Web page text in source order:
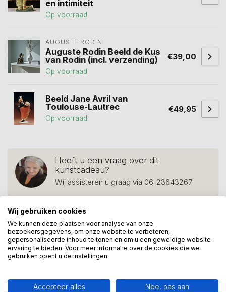
en intimiteit
Op voorraad
AUGUSTE RODIN
Auguste Rodin Beeld de Kus
van Rodin (incl. verzending)
Op voorraad
€39,00
Beeld Jane Avril van
Toulouse-Lautrec
Op voorraad
€49,95
Heeft u een vraag over dit
kunstcadeau?
Wij assisteren u graag via 06-23643267
Recent bekeken
Wij gebruiken cookies
We kunnen deze plaatsen voor analyse van onze
bezoekersgegevens, om onze website te verbeteren,
gepersonaliseerde inhoud te tonen en om u een geweldige website-
ervaring te bieden. Voor meer informatie over de cookies die we
gebruiken opent u de instellingen.
Accepteer alles Nee, pas aan